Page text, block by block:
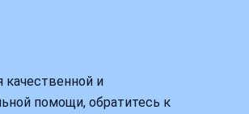
качественной и
помощи, обратитесь к